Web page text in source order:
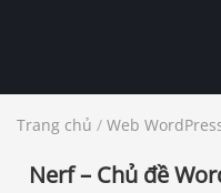
Trang chủ / Web
Nerf – Chủ đề